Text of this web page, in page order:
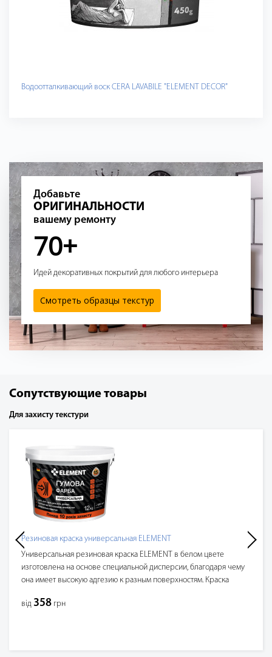
Водоотталкивающий воск CERA LAVABILE "ELEMENT DECOR"
Добавьте
ОРИГИНАЛЬНОСТИ
вашему ремонту
70+
Идей декоративных покрытий для любого интерьера
Смотреть образцы текстур
Сопутствующие товары
Для захисту текстури
Резиновая краска универсальная ELEMENT
Универсальная резиновая краска ELEMENT в белом цвете
изготовлена на основе специальной дисперсии, благодаря чему
она имеет высокую адгезию к разным поверхностям. Краска
трещинам, суперэластична, не имеет запаха и уже в готовом
вiд 358 грн